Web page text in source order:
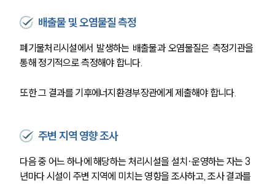
배출물 및 오염물질 측정
폐기물처리시설에서 발생하는 배출물과 오염물질은 측정기관을
통해 정기적으로 측정해야 합니다.
또한 그 결과를 기후에너지환경부장관에게 제출해야 합니다.
주변 지역 영향 조사
다음 중 어느 하나에 해당하는 처리시설을 설치·운영하는 자는 3
년마다 시설이 주변 지역에 미치는 영향을 조사하고, 조사 결과를